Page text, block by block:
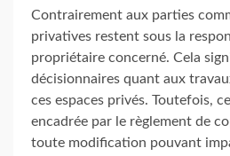
Contrairement aux parties
privatives restent sous la
propriétaire concerné. Cela
décisionnaires quant aux
ces espaces privés. Toutefois,
encadrée par le règlement de
toute modification pouvant